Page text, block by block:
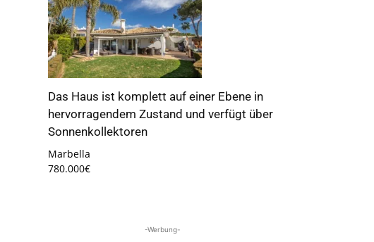
Das Haus ist komplett auf einer Ebene in
hervorragendem Zustand und verfügt über
Sonnenkollektoren
Marbella
780.000€
-Werbung-